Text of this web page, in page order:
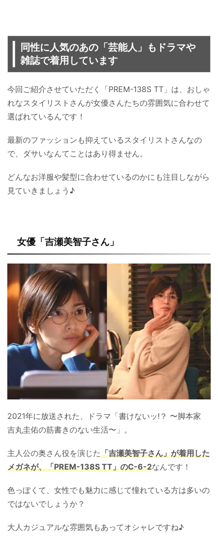
同性に人気のあの「芸能人」もドラマや
雑誌で着用しています
今回ご紹介させていただく「PREM-138S TT」は、おしゃ
れなスタイリストさんが女優さんたちの雰囲気に合わせて
選ばれているんです！
最新のファッションも抑えているスタイリストさんなの
で、ダサいなんてことはあり得ません。
どんなお洋服や髪型に合わせているのかにも注目しながら
見ていきましょう♪
女優「吉瀬美智子さん」
2021年に放送された、ドラマ「書けないッ!？ 〜脚本家
吉丸圭佑の筋書きのない生活〜」。
主人公の奥さん役を演じた「吉瀬美智子さん」が着用した
メガネが、「PREM-138S TT」のC-6-2なんです！
色っぽくて、女性でも魅力に感じて憧れている方は多いの
ではないでしょうか？
大人カジュアルな雰囲気もあってオシャレですね♪